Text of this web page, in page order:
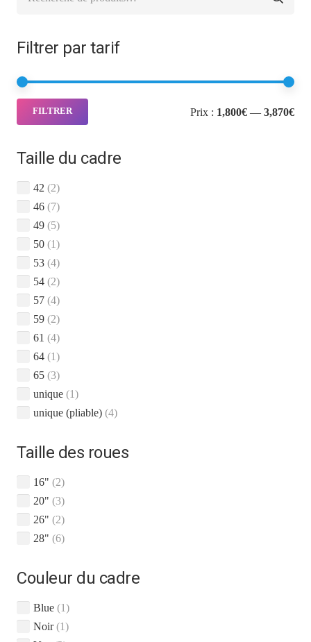
Filtrer par tarif
Prix
Prix
FILTRER Prix : 1,800€ — 3,870€
Taille du cadre
42 (2)
46 (7)
49 (5)
50 (1)
53 (4)
54 (2)
57 (4)
59 (2)
61 (4)
64 (1)
65 (3)
unique (1)
unique (pliable) (4)
Taille des roues
16" (2)
20" (3)
26" (2)
28" (6)
Couleur du cadre
Blue (1)
Noir (1)